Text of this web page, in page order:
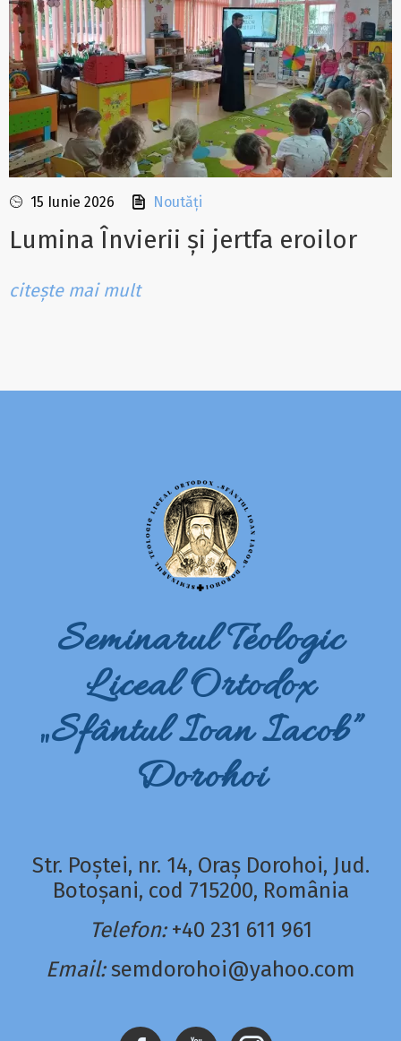
15 Iunie 2026 Noutăți
Lumina Învierii și jertfa eroilor
citește mai mult
Seminarul Teologic
Liceal Ortodox
„Sfântul Ioan Iacob”
Dorohoi
Str. Poștei, nr. 14, Oraș Dorohoi, Jud.
Botoșani, cod 715200, România
Telefon: +40 231 611 961
Email: semdorohoi@yahoo.com